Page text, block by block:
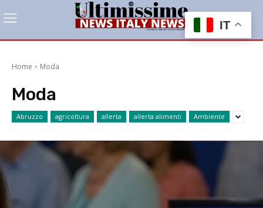
Home Moda
Moda
Abruzzo agricoltura allerta allerta alimenti Ambiente
IT